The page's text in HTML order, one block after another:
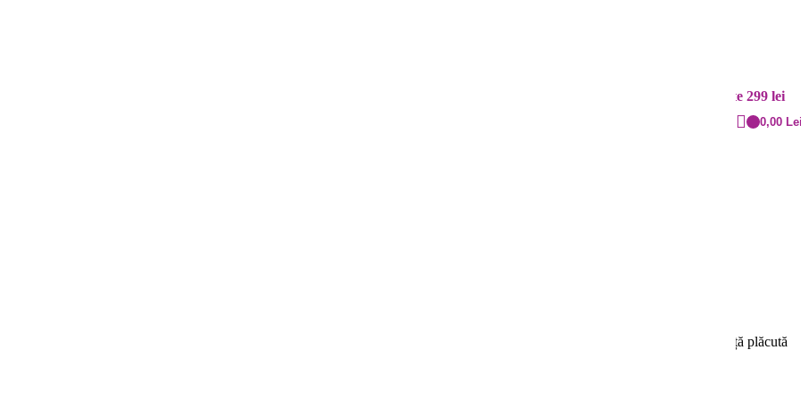
Cost: 20 lei și gratuit peste 299 lei
0,00
vata siliconica, 220 x 200 cm
cm, oferă un somn reconfortant prin izolația termică excelentă și ușurința în întreținere. Transformă-ți nopțile într-o experiență plăcută